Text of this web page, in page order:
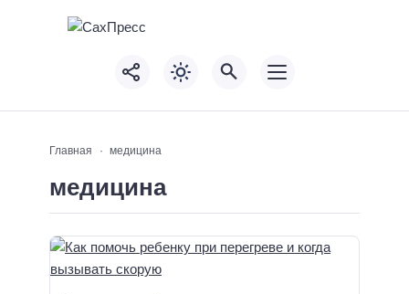
Главная медицина
медицина